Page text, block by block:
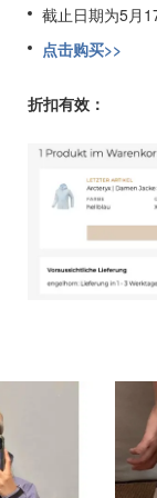
截止日期为5月
点击购买>>
折扣有效：